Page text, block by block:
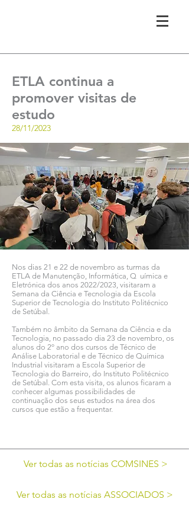
ETLA continua a
promover visitas de
estudo
28/11/2023
Nos dias 21 e 22 de novembro as turmas da
ETLA de Manutenção, Informática, Q uímica e
Eletrónica dos anos 2022/2023, visitaram a
Semana da Ciência e Tecnologia da Escola
Superior de Tecnologia do Instituto Politécnico
de Setúbal.
Também no âmbito da Semana da Ciência e da
Tecnologia, no passado dia 23 de novembro, os
alunos do 2º ano dos cursos de Técnico de
Análise Laboratorial e de Técnico de Química
Industrial visitaram a Escola Superior de
Tecnologia do Barreiro, do Instituto Politécnico
de Setúbal. Com esta visita, os alunos ficaram a
conhecer algumas possibilidades de
continuação dos seus estudos na área dos
cursos que estão a frequentar.
Ver todas as notícias COMSINES >
Ver todas as notícias ASSOCIADOS >